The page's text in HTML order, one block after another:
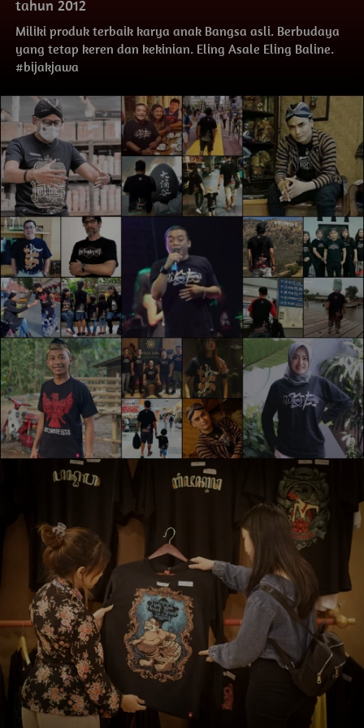
tahun 2012
Miliki produk terbaik karya anak Bangsa asli. Berbudaya
yang tetap keren dan kekinian. Eling Asale Eling Baline.
#bijakjawa